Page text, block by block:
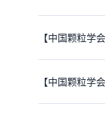
【中国颗粒学
【中国颗粒学